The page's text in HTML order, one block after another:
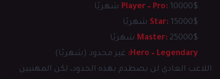
Player – Pro:10000$ شهريًا
Star:15000$ شهريًا
Master:25000$ شهريًا
Hero – Legendary: غير محدود (شهريًا)
اللاعب العادي لن يصطدم بهذه الحدود، لكن المهنيين